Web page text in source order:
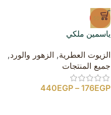
-50%
ياسمين ملكي
الزيوت العطرية, الزهور والورد,
جميع المنتجات
176EGP
–
440EGP